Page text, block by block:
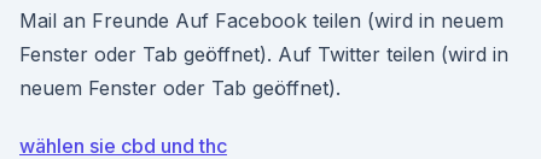
Mail an Freunde Auf Facebook teilen (wird in neuem
Fenster oder Tab geöffnet). Auf Twitter teilen (wird in
neuem Fenster oder Tab geöffnet).
wählen sie cbd und thc